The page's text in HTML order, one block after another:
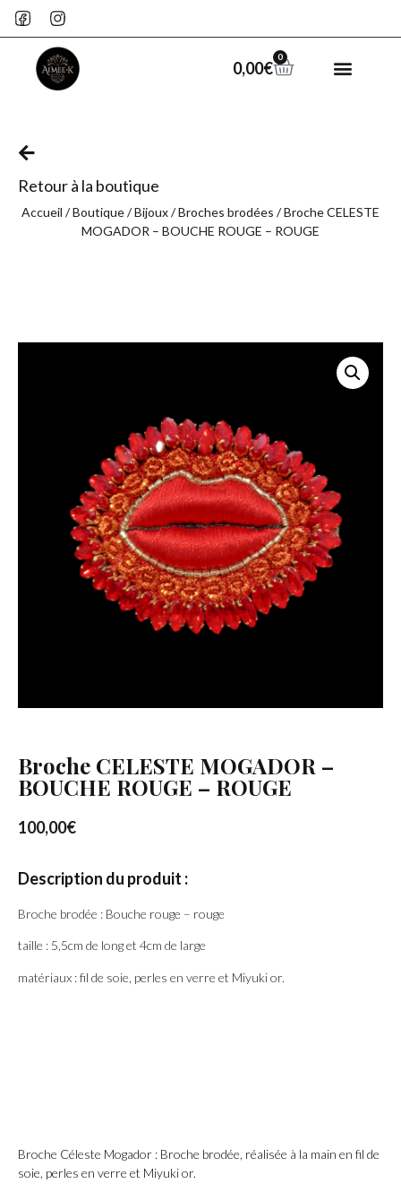
0,00€
0
Retour à la boutique
Accueil /Boutique/Bijoux/Broches brodées / Broche CELESTE
MOGADOR – BOUCHE ROUGE – ROUGE
Broche CELESTE MOGADOR –
BOUCHE ROUGE – ROUGE
100,00€
Description du produit :
Broche brodée : Bouche rouge – rouge
taille : 5,5cm de long et 4cm de large
matériaux : fil de soie, perles en verre et Miyuki or.
Broche Céleste Mogador : Broche brodée, réalisée à la main en fil de
soie, perles en verre et Miyuki or.